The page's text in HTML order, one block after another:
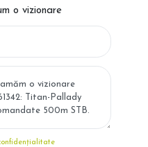
o vizionare